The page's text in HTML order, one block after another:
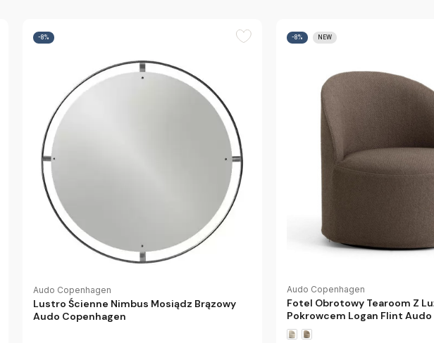
-8%
Audo Copenhagen
Lustro Ścienne Nimbus Mosiądz Brązowy
Audo Copenhagen
-8% NEW
Audo Copenhagen
Fotel Obrotowy Tearoom Z
Pokrowcem Logan Flint